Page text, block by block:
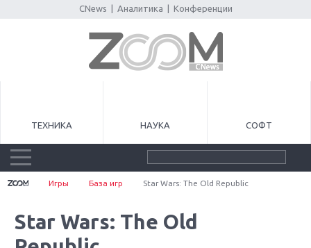
CNews Аналитика Конференции
ТЕХНИКА НАУКА СОФТ
Игры База игр Star Wars: The Old Republic
Star Wars: The Old